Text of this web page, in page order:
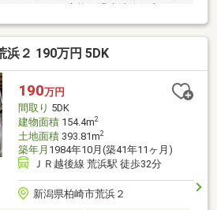
ユニットバス交換、温水洗浄便座トイ
フローリング上張り、クロス張替え、
ア張替え、給湯器交換、インターホン
LED交換【おすすめポイント】・シ
保証・新品の照明器具設置済みなので
られます・返済額や融資可能額など、
ご提案。住宅ローンが初めての方でも
物
浜２ 190万円 5DK
190万円
間取り 5DK
建物面積154.4m2
土地面積393.81m2
築年月 1984年10月(築41年11ヶ月)
ＪＲ越後線 荒浜駅 徒歩32分
新潟県柏崎市荒浜２